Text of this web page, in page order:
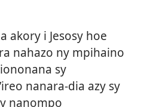
akory i Jesosy hoe
nahazo ny mpihaino
sy
nanara-dia azy sy
nanompo